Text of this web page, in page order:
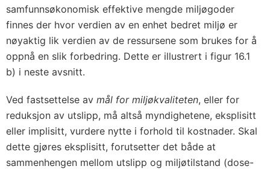
samfunnsøkonomisk effektive mengde miljøgoder
finnes der hvor verdien av en enhet bedret miljø er
nøyaktig lik verdien av de ressursene som brukes for å
oppnå en slik forbedring. Dette er illustrert i figur 16.1
b) i neste avsnitt.
Ved fastsettelse av mål for miljøkvaliteten, eller for
reduksjon av utslipp, må altså myndighetene, eksplisitt
eller implisitt, vurdere nytte i forhold til kostnader. Skal
dette gjøres eksplisitt, forutsetter det både at
sammenhengen mellom utslipp og miljøtilstand (dose-